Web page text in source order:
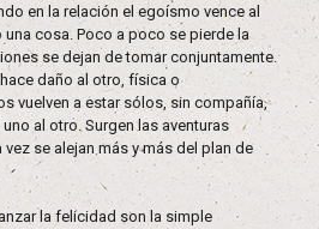
en la relación el egoísmo vence al
una cosa. Poco a poco se pierde la
se dejan de tomar conjuntamente.
daño al otro, física o
vuelven a estar sólos, sin compañía,
al otro. Surgen las aventuras
se alejan más y más del plan de
la felicidad son la simple